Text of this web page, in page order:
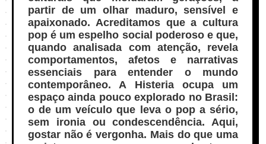
partir de um olhar maduro, sensível e
apaixonado. Acreditamos que a cultura
pop é um espelho social poderoso e que,
quando analisada com atenção, revela
comportamentos, afetos e narrativas
essenciais para entender o mundo
contemporâneo. A Histeria ocupa um
espaço ainda pouco explorado no Brasil:
o de um veículo que leva o pop a sério,
sem ironia ou condescendência. Aqui,
gostar não é vergonha. Mais do que uma